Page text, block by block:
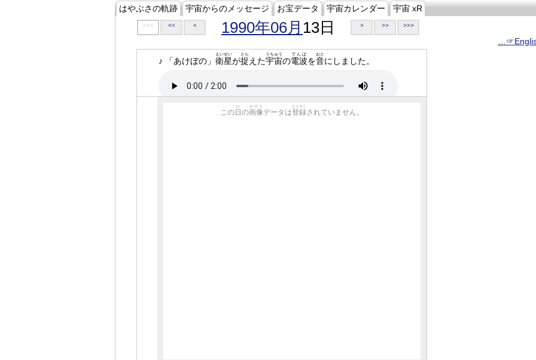
はやぶさの軌跡 宇宙からのメッセージ お宝データ 宇宙カレンダー 宇宙 xR
<<< << < 1990年06月 13日 > >> >>>
♪ 「あけぼの」 衛星
えいせい
が捉
とら
えた宇宙
うちゅう
の電波
でんぱ
を音
おと
にしました。
この 日
ひ
の画像
がぞう
データは登録
とうろく
されていません。